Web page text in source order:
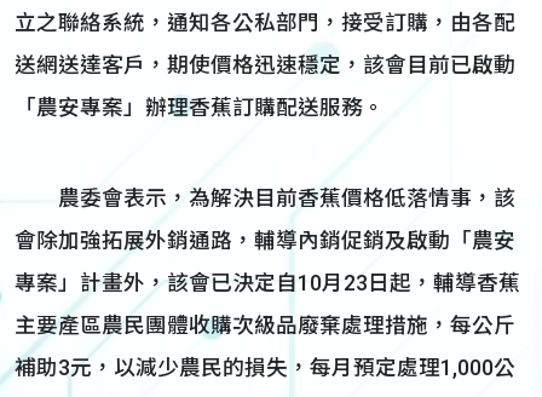
立之聯絡系統，通知各公私部門，接受訂購，由各配
送網送達客戶，期使價格迅速穩定，該會目前已啟動
「農安專案」辦理香蕉訂購配送服務。
農委會表示，為解決目前香蕉價格低落情事，該
會除加強拓展外銷通路，輔導內銷促銷及啟動「農安
專案」計畫外，該會已決定自10月23日起，輔導香蕉
主要產區農民團體收購次級品廢棄處理措施，每公斤
補助3元，以減少農民的損失，每月預定處理1,000公